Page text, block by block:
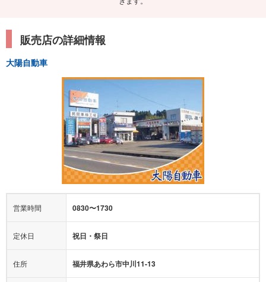
販売店の詳細情報
大陽自動車
営業時間 0830〜1730
定休日 祝日・祭日
住所 福井県あわら市中川11-13